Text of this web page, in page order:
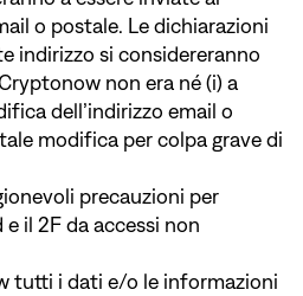
o postale. Le dichiarazioni
indirizzo si considereranno
non era né (i) a
dell’indirizzo email o
modifica per colpa grave di
precauzioni per
il 2F da accessi non
tutti i dati e/o le informazioni